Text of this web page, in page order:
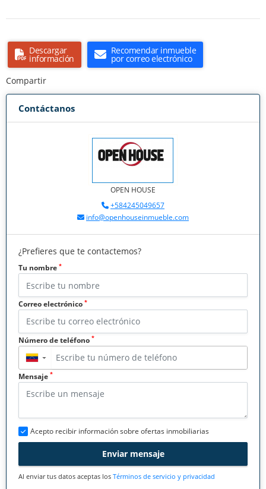
Descargar
información
Recomendar inmueble
por correo electrónico
Compartir
Contáctanos
OPEN HOUSE
+584245049657
info@openhouseinmueble.com
¿Prefieres que te contactemos?
Tu nombre *
Correo electrónico *
Número de teléfono *
▼
Mensaje *
Acepto recibir información sobre ofertas inmobiliarias
Enviar mensaje
Al enviar tus datos aceptas los Términos de servicio y privacidad